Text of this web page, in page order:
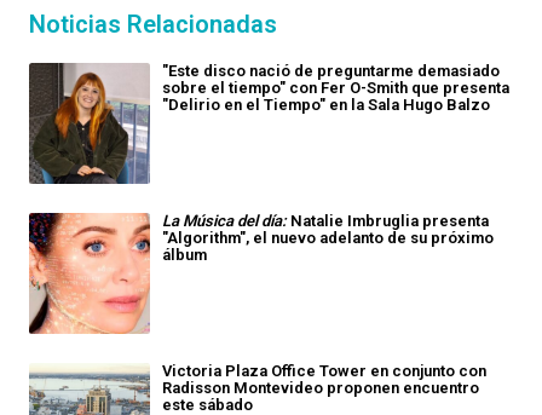
Noticias Relacionadas
"Este disco nació de preguntarme demasiado
sobre el tiempo" con Fer O-Smith que presenta
"Delirio en el Tiempo" en la Sala Hugo Balzo
La Música del día:Natalie Imbruglia presenta
"Algorithm", el nuevo adelanto de su próximo
álbum
Victoria Plaza Office Tower en conjunto con
Radisson Montevideo proponen encuentro
este sábado